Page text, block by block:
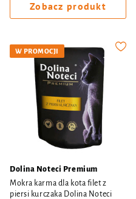
Zobacz produkt
W PROMOCJI
Dolina Noteci Premium
Mokra karma dla kota filet z
piersi kurczaka Dolina Noteci